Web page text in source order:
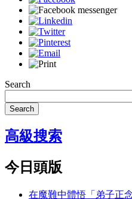
Search
Search
高級搜索
今日頭版
在魔難中體悟「弟子正